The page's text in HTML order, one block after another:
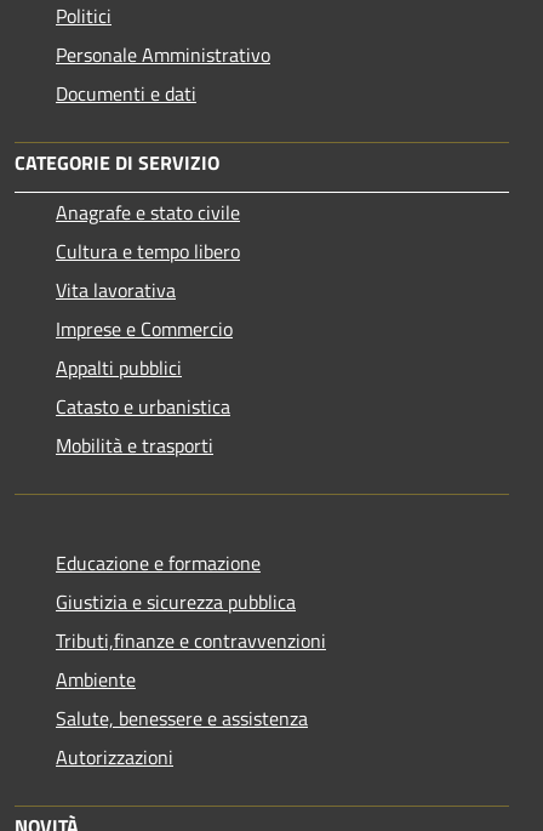
Politici
Personale Amministrativo
Documenti e dati
CATEGORIE DI SERVIZIO
Anagrafe e stato civile
Cultura e tempo libero
Vita lavorativa
Imprese e Commercio
Appalti pubblici
Catasto e urbanistica
Mobilità e trasporti
Educazione e formazione
Giustizia e sicurezza pubblica
Tributi,finanze e contravvenzioni
Ambiente
Salute, benessere e assistenza
Autorizzazioni